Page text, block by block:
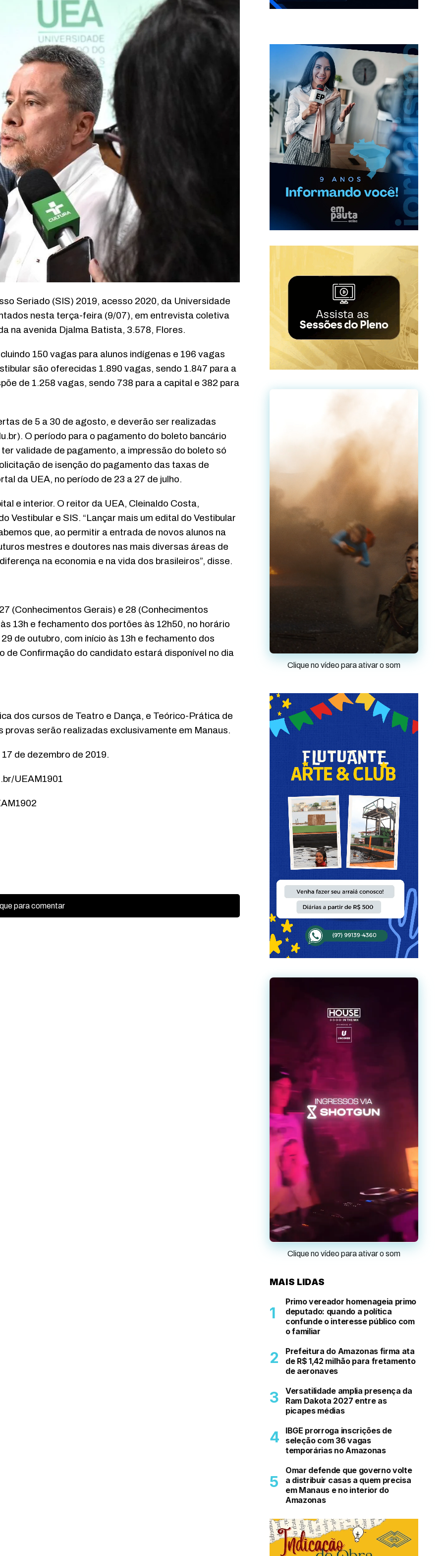
Seriado (SIS) 2019, acesso 2020, da Universidade
nesta terça-feira (9/07), em entrevista coletiva
na avenida Djalma Batista, 3.578, Flores.
150 vagas para alunos indígenas e 196 vagas
são oferecidas 1.890 vagas, sendo 1.847 para a
de 1.258 vagas, sendo 738 para a capital e 382 para
de 5 a 30 de agosto, e deverão ser realizadas
O período para o pagamento do boleto bancário
validade de pagamento, a impressão do boleto só
de isenção do pagamento das taxas de
da UEA, no período de 23 a 27 de julho.
e interior. O reitor da UEA, Cleinaldo Costa,
Vestibular e SIS. “Lançar mais um edital do Vestibular
que, ao permitir a entrada de novos alunos na
mestres e doutores nas mais diversas áreas de
na economia e na vida dos brasileiros”, disse.
(Conhecimentos Gerais) e 28 (Conhecimentos
13h e fechamento dos portões às 12h50, no horário
de outubro, com início às 13h e fechamento dos
de Confirmação do candidato estará disponível no dia
dos cursos de Teatro e Dança, e Teórico-Prática de
provas serão realizadas exclusivamente em Manaus.
de dezembro de 2019.
UEAM1901
para comentar
Clique no vídeo para ativar o som
Clique no vídeo para ativar o som
MAIS LIDAS
Primo vereador homenageia primo
deputado: quando a política
confunde o interesse público com
o familiar
Prefeitura do Amazonas firma ata
de R$ 1,42 milhão para fretamento
de aeronaves
Versatilidade amplia presença da
Ram Dakota 2027 entre as
picapes médias
IBGE prorroga inscrições de
seleção com 36 vagas
temporárias no Amazonas
Omar defende que governo volte
a distribuir casas a quem precisa
em Manaus e no interior do
Amazonas